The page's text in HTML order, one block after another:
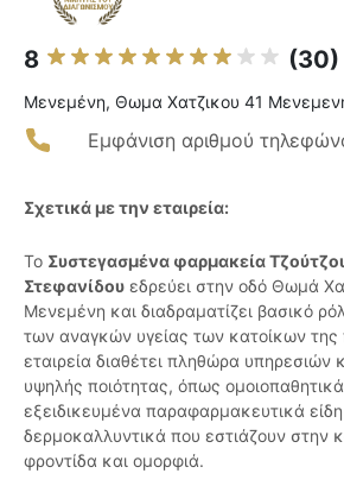
8 (30)
Μενεμένη, Θωμα Χατζικου 41
Εμφάνιση αριθμού
Σχετικά με την εταιρεία:
Το Συστεγασμένα φαρμακεία
Στεφανίδου εδρεύει στην οδό Θωμά
Μενεμένη και διαδραματίζει βασικό
των αναγκών υγείας των κατοίκων της
εταιρεία διαθέτει πληθώρα υπηρεσιών
υψηλής ποιότητας, όπως
εξειδικευμένα παραφαρμακευτικά
δερμοκαλλυντικά που εστιάζουν στην
φροντίδα και ομορφιά.